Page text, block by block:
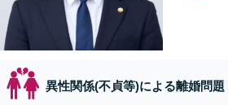
異性関係(不貞等)による離婚問題